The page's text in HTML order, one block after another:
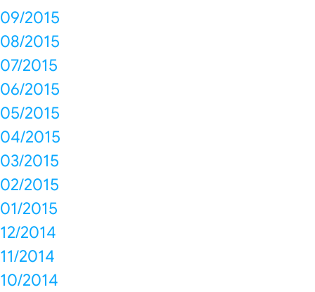
09/2015
08/2015
07/2015
06/2015
05/2015
04/2015
03/2015
02/2015
01/2015
12/2014
11/2014
10/2014